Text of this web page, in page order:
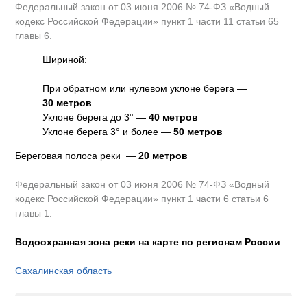
Федеральный закон от 03 июня 2006 № 74-ФЗ «Водный
кодекс Российской Федерации» пункт 1 части 11 статьи 65
главы 6.
Шириной:
При обратном или нулевом уклоне берега —
30 метров
Уклоне берега до 3° —40 метров
Уклоне берега 3° и более —50 метров
Береговая полоса реки —20 метров
Федеральный закон от 03 июня 2006 № 74-ФЗ «Водный
кодекс Российской Федерации» пункт 1 части 6 статьи 6
главы 1.
Водоохранная зона реки на карте по регионам России
Сахалинская область